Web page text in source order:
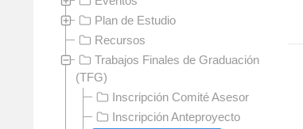
Plan de Estudio
Recursos
Trabajos Finales de Graduación
(TFG)
Inscripción Comité Asesor
Inscripción Anteproyecto